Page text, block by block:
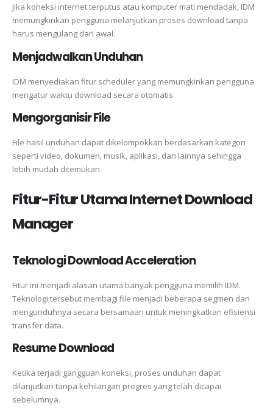
Jika koneksi internet terputus atau komputer mati mendadak, IDM
memungkinkan pengguna melanjutkan proses download tanpa
harus mengulang dari awal.
Menjadwalkan Unduhan
IDM menyediakan fitur scheduler yang memungkinkan pengguna
mengatur waktu download secara otomatis.
Mengorganisir File
File hasil unduhan dapat dikelompokkan berdasarkan kategori
seperti video, dokumen, musik, aplikasi, dan lainnya sehingga
lebih mudah ditemukan.
Fitur-Fitur Utama Internet Download
Manager
Teknologi Download Acceleration
Fitur ini menjadi alasan utama banyak pengguna memilih IDM.
Teknologi tersebut membagi file menjadi beberapa segmen dan
mengunduhnya secara bersamaan untuk meningkatkan efisiensi
transfer data.
Resume Download
Ketika terjadi gangguan koneksi, proses unduhan dapat
dilanjutkan tanpa kehilangan progres yang telah dicapai
sebelumnya.